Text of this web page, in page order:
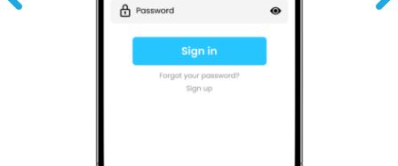
vio
xt